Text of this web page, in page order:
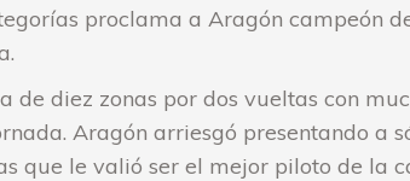
proclama a Aragón campeón
de diez zonas por dos vueltas con
Aragón arriesgó presentando a
que le valió ser el mejor piloto de la